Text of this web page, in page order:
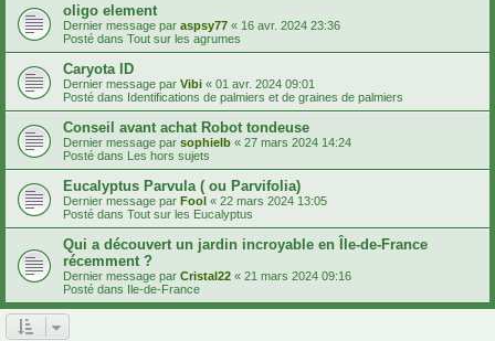
oligo element
Dernier message par aspsy77 « 16 avr. 2024 23:36
Posté dans Tout sur les agrumes
Caryota ID
Dernier message par Vibi « 01 avr. 2024 09:01
Posté dans Identifications de palmiers et de graines de palmiers
Conseil avant achat Robot tondeuse
Dernier message par sophielb « 27 mars 2024 14:24
Posté dans Les hors sujets
Eucalyptus Parvula ( ou Parvifolia)
Dernier message par Fool « 22 mars 2024 13:05
Posté dans Tout sur les Eucalyptus
Qui a découvert un jardin incroyable en Île-de-France
récemment ?
Dernier message par Cristal22 « 21 mars 2024 09:16
Posté dans Ile-de-France